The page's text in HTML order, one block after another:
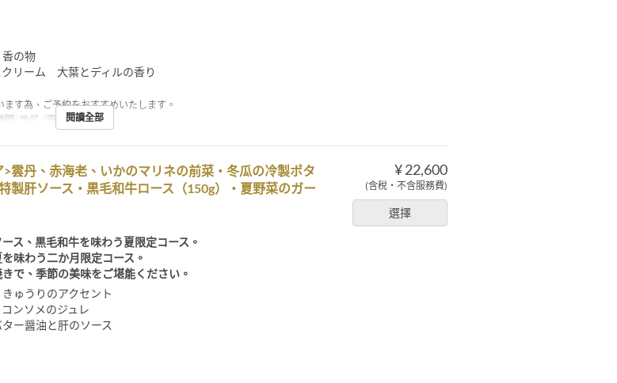
の物
クリーム 大葉とディルの香り
す為、ご予約をおすすめいたします。
間 晚餐 座位類別 餐厅
閱讀全部
¥ 22,600
(含稅・不含服務費)
選擇
雲丹、赤海老、いかのマリネの前菜・冬瓜の冷製ポタ
製肝ソース・黒毛和牛ロース（150g）・夏野菜のガー
ス、黒毛和牛を味わう夏限定コース。
味わう二か月限定コース。
で、季節の美味をご堪能ください。
ゅうりのアクセント
ンソメのジュレ
ー醤油と肝のソース